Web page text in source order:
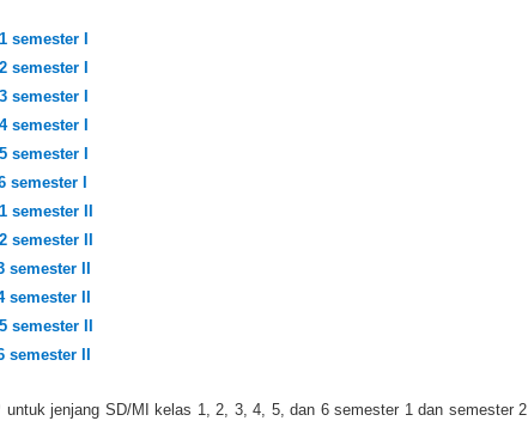
semester I
semester I
semester I
semester I
semester I
semester I
semester II
semester II
semester II
semester II
semester II
semester II
untuk jenjang SD/MI kelas 1, 2, 3, 4, 5, dan 6 semester 1 dan semester 2